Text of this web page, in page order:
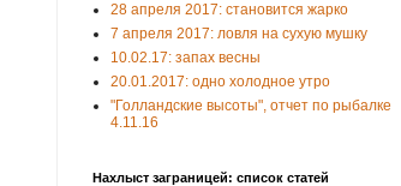
28 апреля 2017: становится жарко
7 апреля 2017: ловля на сухую мушку
10.02.17: запах весны
20.01.2017: одно холодное утро
"Голландские высоты", отчет по рыбалке
4.11.16
Нахлыст заграницей: список статей